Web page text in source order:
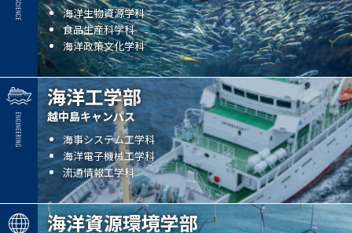
海洋生物資源学科
食品生産科学科
海洋政策文化学科
海洋工学部
越中島キャンパス
海事システム工学科
海洋電子機械工学科
流通情報工学科
海洋資源環境学部